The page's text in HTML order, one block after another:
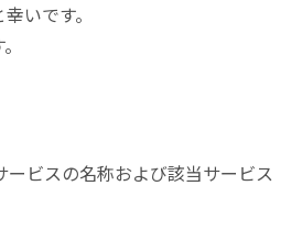
いです。
ビスの名称および該当サービス